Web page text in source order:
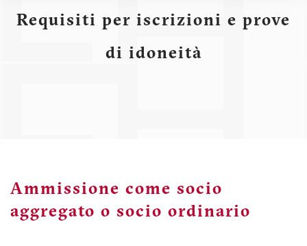
Requisiti per iscrizioni e prove
di idoneità
Ammissione come socio
aggregato o socio ordinario